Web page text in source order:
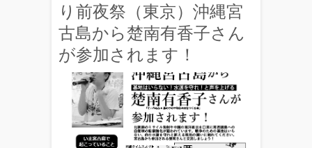
り前夜祭（東京）沖縄宮
古島から楚南有香子さん
が参加されます！